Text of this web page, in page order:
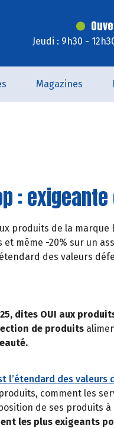
Jeudi : 9h30 -
Magazines
:
produits de la
même -20% sur un
des valeurs
dites OUI aux
de produits
l’étendard des
comment les
de ses produits
les plus exigeants